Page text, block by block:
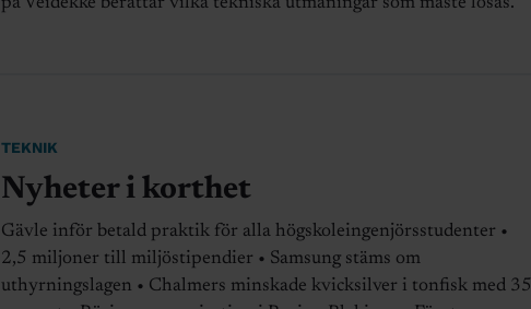
på Veidekke berättar vilka tekniska utmaningar som måste lösas.
TEKNIK
Nyheter i korthet
Gävle inför betald praktik för alla högskoleingenjörsstudenter •
2,5 miljoner till miljöstipendier • Samsung stäms om
uthyrningslagen • Chalmers minskade kvicksilver i tonfisk med 35